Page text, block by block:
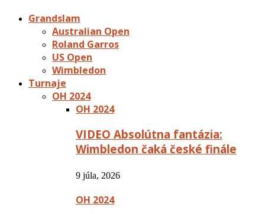
Grandslam
Australian Open
Roland Garros
US Open
Wimbledon
Turnaje
OH 2024
OH 2024
VIDEO Absolútna fantázia:
Wimbledon čaká české finále
9 júla, 2026
OH 2024